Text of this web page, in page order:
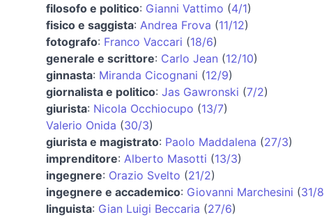
filosofo e politico: Gianni Vattimo (4/1)
fisico e saggista: Andrea Frova (11/12)
fotografo: Franco Vaccari (18/6)
generale e scrittore: Carlo Jean (12/10)
ginnasta: Miranda Cicognani (12/9)
giornalista e politico: Jas Gawronski (7/2)
giurista: Nicola Occhiocupo (13/7)
Valerio Onida (30/3)
giurista e magistrato: Paolo Maddalena (27/3)
imprenditore: Alberto Masotti (13/3)
ingegnere: Orazio Svelto (21/2)
ingegnere e accademico: Giovanni Marchesini (31/8
linguista: Gian Luigi Beccaria (27/6)